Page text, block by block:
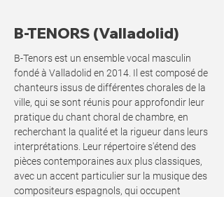
B-TENORS (Valladolid)
B-Tenors est un ensemble vocal masculin
fondé à Valladolid en 2014. Il est composé de
chanteurs issus de différentes chorales de la
ville, qui se sont réunis pour approfondir leur
pratique du chant choral de chambre, en
recherchant la qualité et la rigueur dans leurs
interprétations. Leur répertoire s'étend des
pièces contemporaines aux plus classiques,
avec un accent particulier sur la musique des
compositeurs espagnols, qui occupent